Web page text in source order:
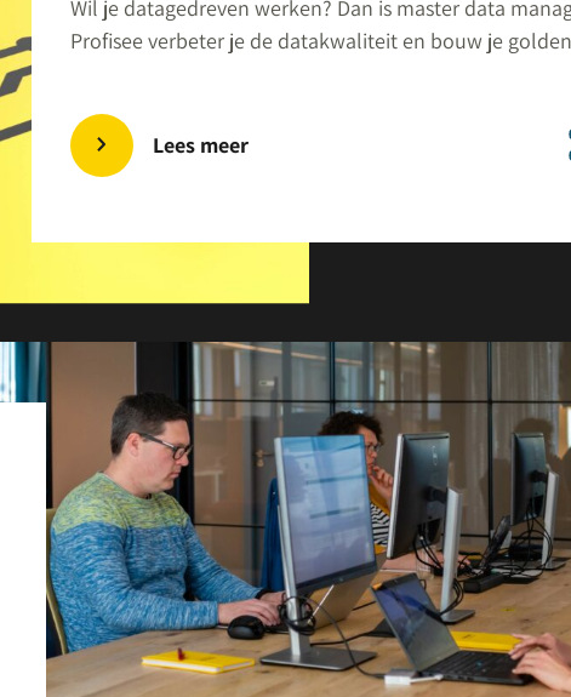
Wil je datagedreven werken? Dan is master data
Profisee verbeter je de datakwaliteit en bouw je
Lees meer